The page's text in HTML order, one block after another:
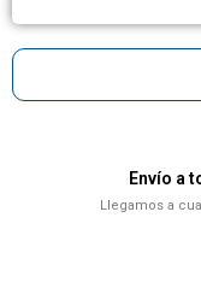
Envío a
Llegamos a